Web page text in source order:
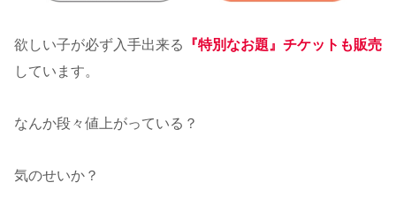
欲しい子が必ず入手出来る
『特別なお題』チケットも販売
しています。
なんか段々値上がっている？
気のせいか？